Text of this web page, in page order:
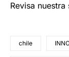
Revisa
chile